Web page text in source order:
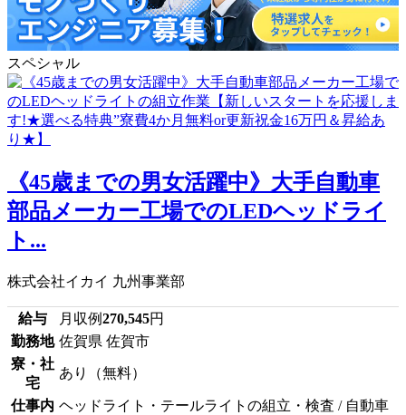
スペシャル
《45歳までの男女活躍中》大手自動車
部品メーカー工場でのLEDヘッドライ
ト...
株式会社イカイ 九州事業部
給与 月収例270,545円
勤務地 佐賀県 佐賀市
寮・社
宅
あり（無料）
仕事内 ヘッドライト・テールライトの組立・検査 / 自動車